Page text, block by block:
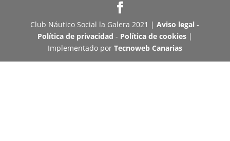
Club Náutico Social la Galera 2021 |Aviso legal-
Política de privacidad - Política de cookies |
Implementado por Tecnoweb Canarias